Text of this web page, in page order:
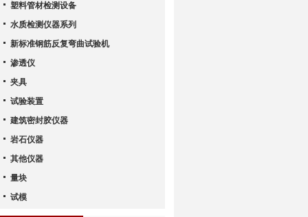
塑料管材检测设备
水质检测仪器系列
新标准钢筋反复弯曲试验机
渗透仪
夹具
试验装置
建筑密封胶仪器
岩石仪器
其他仪器
量块
试模